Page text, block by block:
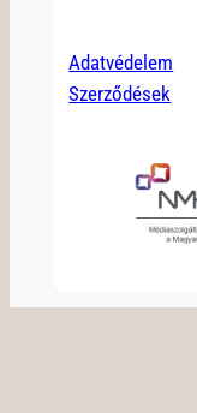
Adatvédelem
Szerződések